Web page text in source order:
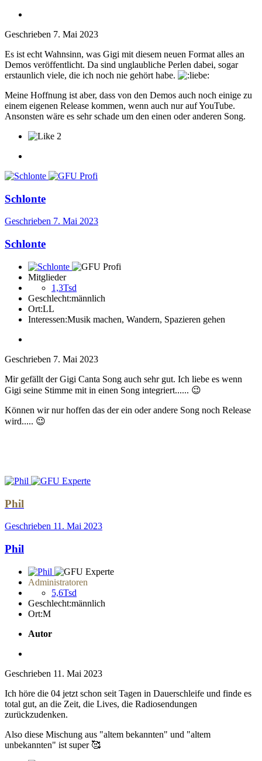
Geschrieben 7. Mai 2023
Es ist echt Wahnsinn, was Gigi mit diesem neuen Format alles an
Demos veröffentlicht. Da sind unglaubliche Perlen dabei, sogar
erstaunlich viele, die ich noch nie gehört habe.
Meine Hoffnung ist aber, dass von den Demos auch noch einige zu
einem eigenen Release kommen, wenn auch nur auf YouTube.
Ansonsten wäre es sehr schade um den einen oder anderen Song.
2
Schlonte
Geschrieben 7. Mai 2023
Schlonte
Mitglieder
1,3Tsd
Geschlecht:männlich
Ort:LL
Interessen:Musik machen, Wandern, Spazieren gehen
Geschrieben 7. Mai 2023
Mir gefällt der Gigi Canta Song auch sehr gut. Ich liebe es wenn
Gigi seine Stimme mit in einen Song integriert...... 😉
Können wir nur hoffen das der ein oder andere Song noch Release
wird..... 😉
Phil
Geschrieben 11. Mai 2023
Phil
Administratoren
5,6Tsd
Geschlecht:männlich
Ort:M
Autor
Geschrieben 11. Mai 2023
Ich höre die 04 jetzt schon seit Tagen in Dauerschleife und finde es
total gut, an die Zeit, die Lives, die Radiosendungen
zurückzudenken.
Also diese Mischung aus "altem bekannten" und "altem
unbekannten" ist super 🥰